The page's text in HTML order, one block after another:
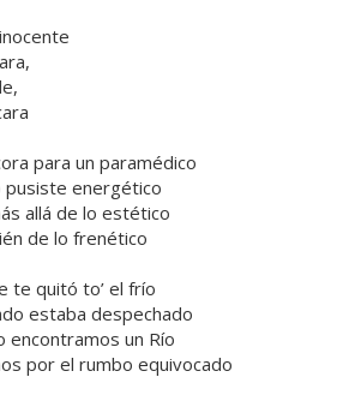
para un paramédico
pusiste energético
allá de lo estético
de lo frenético
te quitó to’ el frío
estaba despechado
un Río
por el rumbo equivocado